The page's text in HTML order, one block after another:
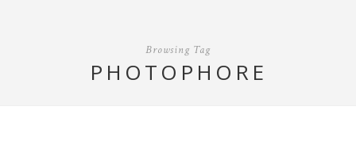
Browsing Tag
PHOTOPHORE